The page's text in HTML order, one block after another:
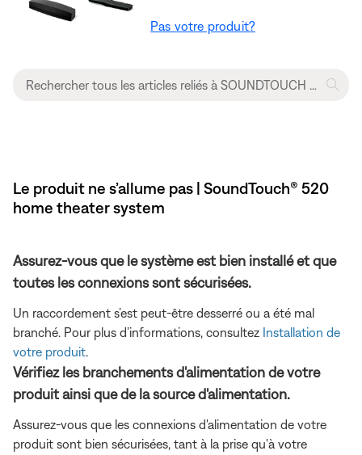
Pas votre produit?
Le produit ne s’allume pas | SoundTouch® 520
home theater system
Assurez-vous que le système est bien installé et que
toutes les connexions sont sécurisées.
Un raccordement s’est peut-être desserré ou a été mal
branché. Pour plus d’informations, consultez Installation de
votre produit.
Vérifiez les branchements d'alimentation de votre
produit ainsi que de la source d'alimentation.
Assurez-vous que les connexions d'alimentation de votre
produit sont bien sécurisées, tant à la prise qu'à votre